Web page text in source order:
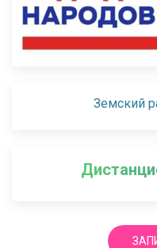
Земский